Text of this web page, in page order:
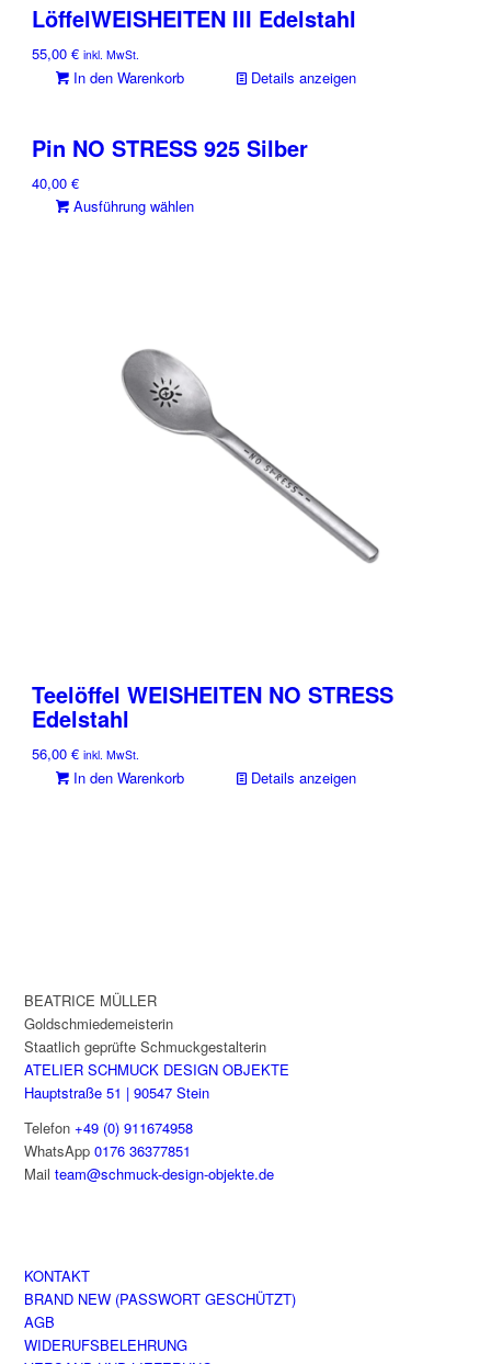
LöffelWEISHEITEN III Edelstahl
55,00€ inkl. MwSt.
In den Warenkorb Details anzeigen
Pin NO STRESS 925 Silber
40,00€
Ausführung wählen
der
Produktseite
gewählt
Teelöffel WEISHEITEN NO STRESS
Edelstahl
56,00€ inkl. MwSt.
In den Warenkorb Details anzeigen
BEATRICE MÜLLER
Goldschmiedemeisterin
Staatlich geprüfte Schmuckgestalterin
ATELIER SCHMUCK DESIGN OBJEKTE
Hauptstraße 51 | 90547 Stein
Telefon+49 (0) 911674958
WhatsApp0176 36377851
Mailteam@schmuck-design-objekte.de
KONTAKT
BRAND NEW (PASSWORT GESCHÜTZT)
AGB
WIDERUFSBELEHRUNG